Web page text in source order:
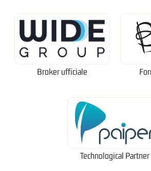
Broker ufficiale
Technological Partner